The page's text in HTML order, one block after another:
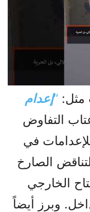
مثل: “إعدام
التفاوض
في
الصارخ
الخارجي
وبرز أيضاً